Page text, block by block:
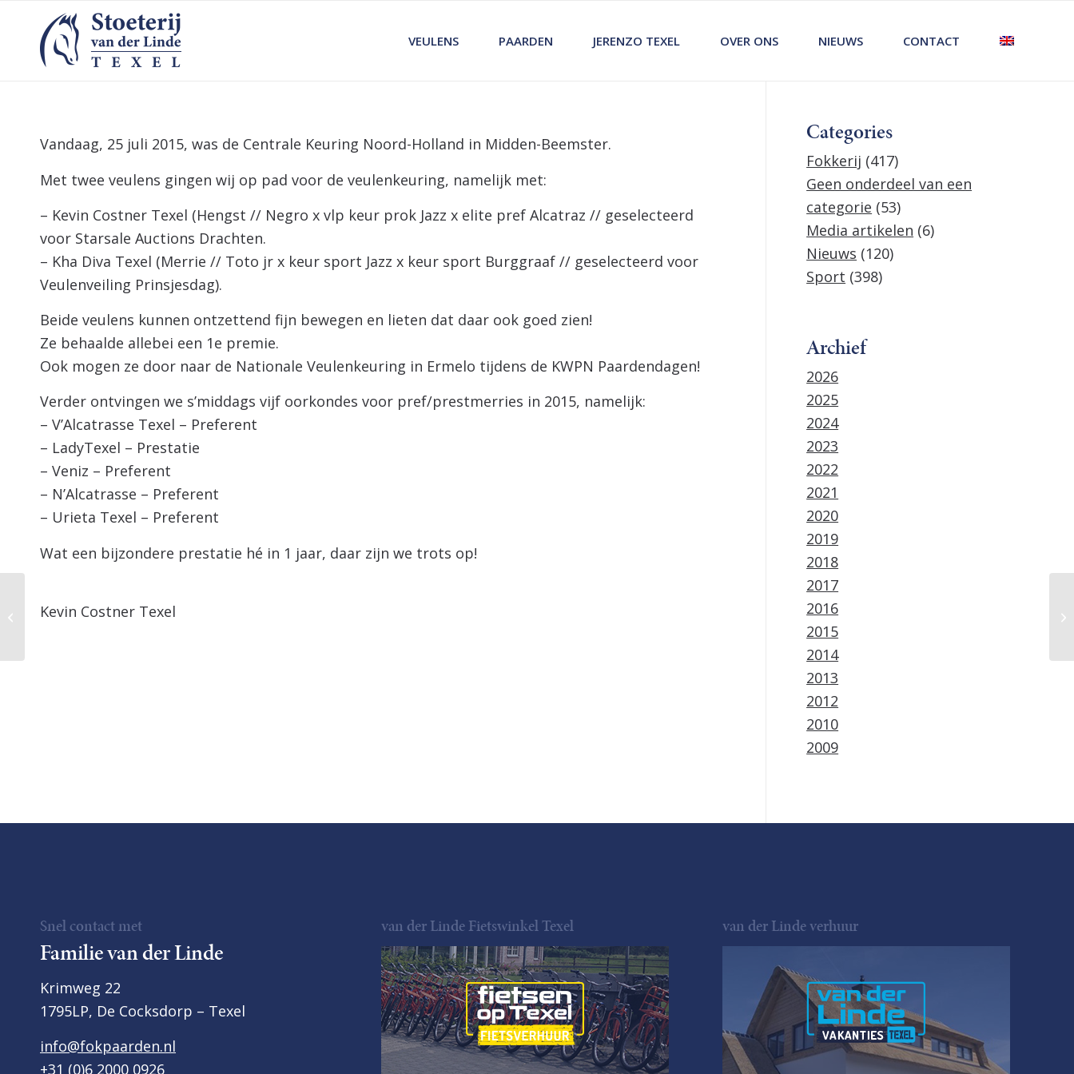
VEULENS PAARDEN JERENZO TEXEL OVER ONS NIEUWS CONTACT
Vandaag, 25 juli 2015, was de Centrale Keuring Noord-Holland in Midden-Beemster.
Met twee veulens gingen wij op pad voor de veulenkeuring, namelijk met:
– Kevin Costner Texel (Hengst // Negro x vlp keur prok Jazz x elite pref Alcatraz // geselecteerd
voor Starsale Auctions Drachten.
– Kha Diva Texel (Merrie // Toto jr x keur sport Jazz x keur sport Burggraaf // geselecteerd voor
Veulenveiling Prinsjesdag).
Beide veulens kunnen ontzettend fijn bewegen en lieten dat daar ook goed zien!
Ze behaalde allebei een 1e premie.
Ook mogen ze door naar de Nationale Veulenkeuring in Ermelo tijdens de KWPN Paardendagen!
Verder ontvingen we s’middags vijf oorkondes voor pref/prestmerries in 2015, namelijk:
– V’Alcatrasse Texel – Preferent
– LadyTexel – Prestatie
– Veniz – Preferent
– N’Alcatrasse – Preferent
– Urieta Texel – Preferent
Wat een bijzondere prestatie hé in 1 jaar, daar zijn we trots op!
Kevin Costner Texel
Categories
Fokkerij (417)
Geen onderdeel van een
categorie (53)
Media artikelen (6)
Nieuws (120)
Sport (398)
Archief
2026
2025
2024
2023
2022
2021
2020
2019
2018
2017
2016
2015
2014
2013
2012
2010
2009
Snel contact met
Familie van der Linde
Krimweg 22
1795LP, De Cocksdorp – Texel
info@fokpaarden.nl
+31 (0)6 2000 0926
van der Linde Fietswinkel Texel van der Linde verhuur
Dyorieta Texel 2233